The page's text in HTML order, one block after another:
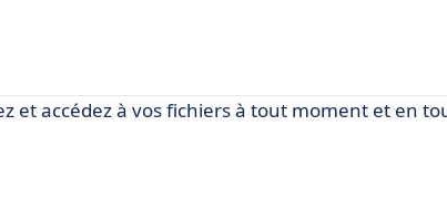
et accédez à vos fichiers à tout moment et en